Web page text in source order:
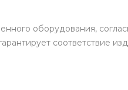
оборудования,
соответствие